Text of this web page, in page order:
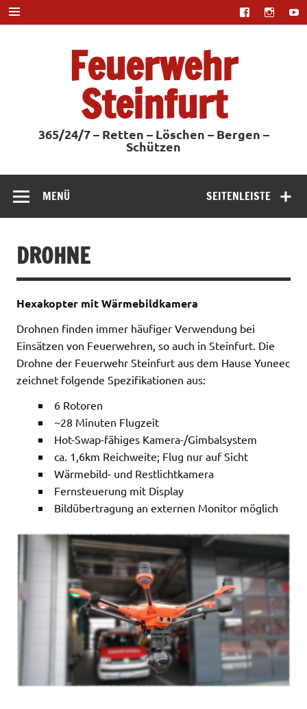
Zum
Inhalt
springen
Feuerwehr
Steinfurt
365/24/7 – Retten – Löschen – Bergen –
Schützen
SEITENLEISTE
MENÜ
DROHNE
Hexakopter mit Wärmebildkamera
Drohnen finden immer häufiger Verwendung bei
Einsätzen von Feuerwehren, so auch in Steinfurt. Die
Drohne der Feuerwehr Steinfurt aus dem Hause Yuneec
zeichnet folgende Spezifikationen aus:
6 Rotoren
~28 Minuten Flugzeit
Hot-Swap-fähiges Kamera-/Gimbalsystem
ca. 1,6km Reichweite; Flug nur auf Sicht
Wärmebild- und Restlichtkamera
Fernsteuerung mit Display
Bildübertragung an externen Monitor möglich